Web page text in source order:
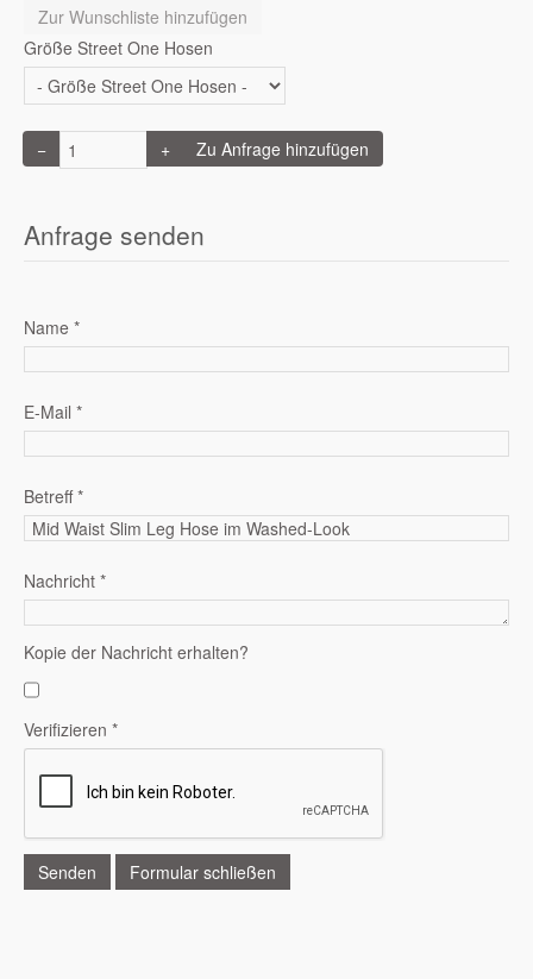
Zur Wunschliste hinzufügen
Größe Street One Hosen
− +
Anfrage senden
Name *
E-Mail *
Betreff*
Nachricht *
Kopie der Nachricht erhalten?
Verifizieren *
Senden Formular schließen